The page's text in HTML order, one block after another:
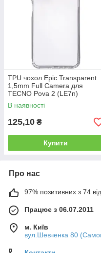
TPU чохол Epic Transparent
1,5mm Full Camera для
TECNO Pova 2 (LE7n)
В наявності
125,10 ₴
Купити
Про нас
97% позитивних з 74
Працює з 06.07.2011
м. Київ
вул.Шевченка 80